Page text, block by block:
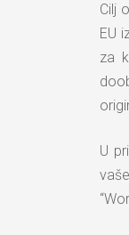
Cilj
EU
za
U